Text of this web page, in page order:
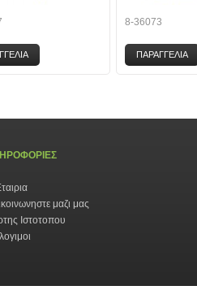
8-36073
ΠΑΡΑΓΓΕΛΙΑ
μαζι μας
Ιστοτοπου